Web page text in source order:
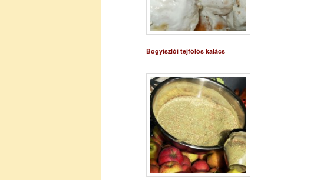
Bogyiszlói tejfölös kalács